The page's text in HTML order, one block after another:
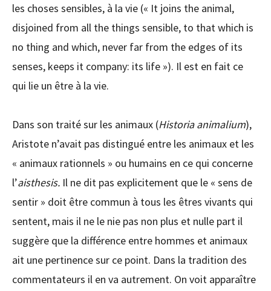
les choses sensibles, à la vie (« It joins the animal,
disjoined from all the things sensible, to that which is
no thing and which, never far from the edges of its
senses, keeps it company: its life »). Il est en fait ce
qui lie un être à la vie.
Dans son traité sur les animaux (Historia animalium),
Aristote n’avait pas distingué entre les animaux et les
« animaux rationnels » ou humains en ce qui concerne
l’aisthesis. Il ne dit pas explicitement que le « sens de
sentir » doit être commun à tous les êtres vivants qui
sentent, mais il ne le nie pas non plus et nulle part il
suggère que la différence entre hommes et animaux
ait une pertinence sur ce point. Dans la tradition des
commentateurs il en va autrement. On voit apparaître